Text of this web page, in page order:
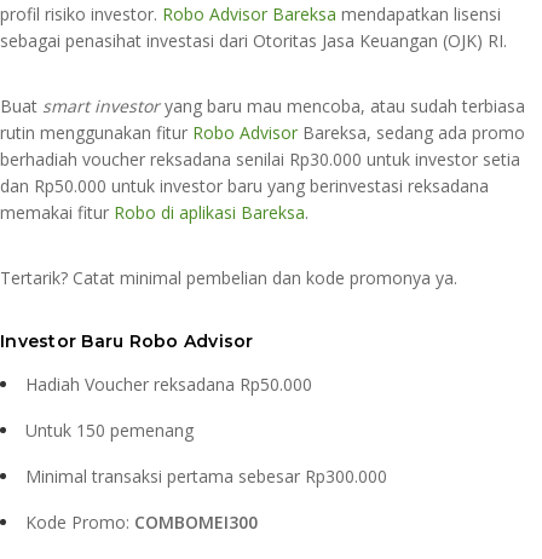
profil risiko investor. Robo Advisor Bareksa mendapatkan lisensi
sebagai penasihat investasi dari Otoritas Jasa Keuangan (OJK) RI.
Buat smart investoryang baru mau mencoba, atau sudah terbiasa
rutin menggunakan fitur Robo Advisor Bareksa, sedang ada promo
berhadiah voucher reksadana senilai Rp30.000 untuk investor setia
dan Rp50.000 untuk investor baru yang berinvestasi reksadana
memakai fitur Robo di aplikasi Bareksa.
Tertarik? Catat minimal pembelian dan kode promonya ya.
Investor Baru Robo Advisor
Hadiah Voucher reksadana Rp50.000
Untuk 150 pemenang
Minimal transaksi pertama sebesar Rp300.000
Kode Promo: COMBOMEI300